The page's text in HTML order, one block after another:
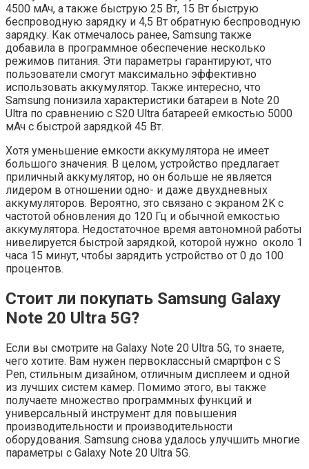
4500 мАч, а также быструю 25 Вт, 15 Вт быструю
беспроводную зарядку и 4,5 Вт обратную беспроводную
зарядку. Как отмечалось ранее, Samsung также
добавила в программное обеспечение несколько
режимов питания. Эти параметры гарантируют, что
пользователи смогут максимально эффективно
использовать аккумулятор. Также интересно, что
Samsung понизила характеристики батареи в Note 20
Ultra по сравнению с S20 Ultra батареей емкостью 5000
мАч с быстрой зарядкой 45 Вт.
Хотя уменьшение емкости аккумулятора не имеет
большого значения. В целом, устройство предлагает
приличный аккумулятор, но он больше не является
лидером в отношении одно- и даже двухдневных
аккумуляторов. Вероятно, это связано с экраном 2K с
частотой обновления до 120 Гц и обычной емкостью
аккумулятора. Недостаточное время автономной работы
нивелируется быстрой зарядкой, которой нужно около 1
часа 15 минут, чтобы зарядить устройство от 0 до 100
процентов.
Стоит ли покупать Samsung Galaxy
Note 20 Ultra 5G?
Если вы смотрите на Galaxy Note 20 Ultra 5G, то знаете,
чего хотите. Вам нужен первоклассный смартфон с S
Pen, стильным дизайном, отличным дисплеем и одной
из лучших систем камер. Помимо этого, вы также
получаете множество программных функций и
универсальный инструмент для повышения
производительности и производительности
оборудования. Samsung снова удалось улучшить многие
параметры с Galaxy Note 20 Ultra 5G.